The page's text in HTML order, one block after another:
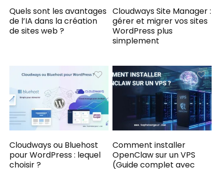
Quels sont les avantages
de l’IA dans la création
de sites web ?
Cloudways Site Manager :
gérer et migrer vos sites
WordPress plus
simplement
Cloudways ou Bluehost
pour WordPress : lequel
choisir ?
Comment installer
OpenClaw sur un VPS
(Guide complet avec